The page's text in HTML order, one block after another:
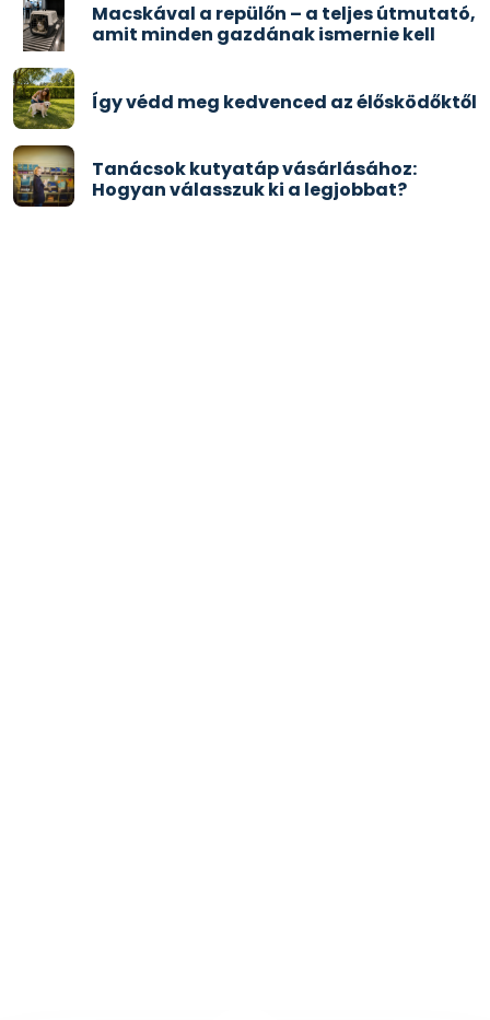
Macskával a repülőn – a teljes útmutató,
amit minden gazdának ismernie kell
Így védd meg kedvenced az élősködőktől
Tanácsok kutyatáp vásárlásához:
Hogyan válasszuk ki a legjobbat?